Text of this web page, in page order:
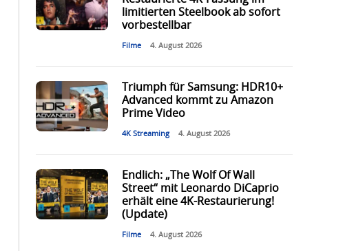
limitierten Steelbook ab sofort
vorbestellbar
Filme 4. August 2026
Triumph für Samsung: HDR10+
Advanced kommt zu Amazon
Prime Video
4K Streaming 4. August 2026
Endlich: „The Wolf Of Wall
Street“ mit Leonardo DiCaprio
erhält eine 4K-Restaurierung!
(Update)
Filme 4. August 2026